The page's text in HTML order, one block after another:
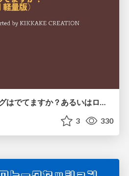
あなたのアプリ、ログはでてますか？あるいはログをだしてますか？ (Funabashi.dev用 軽量版)
3 330